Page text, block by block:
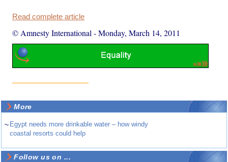
Read complete article
© Amnesty International -Monday, March 14, 2011
More
~ Egypt needs more drinkable water – how windy
coastal resorts could help
Follow us on ...